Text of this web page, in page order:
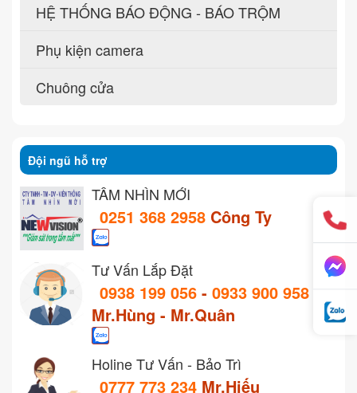
HỆ THỐNG BÁO ĐỘNG - BÁO TRỘM
Phụ kiện camera
Chuông cửa
Đội ngũ hỗ trợ
TẦM NHÌN MỚI
0251 368 2958 Công Ty
Tư Vấn Lắp Đặt
0938 199 056 - 0933 900 958
Mr.Hùng - Mr.Quân
Holine Tư Vấn - Bảo Trì
0777 773 234 Mr.Hiếu